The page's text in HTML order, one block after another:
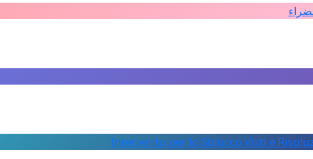
Intervento per lo Sblocco Visti e